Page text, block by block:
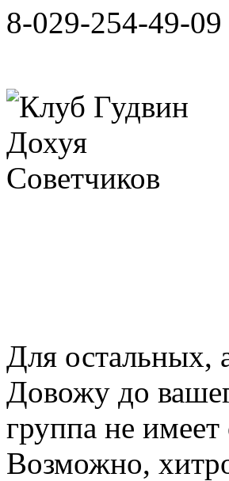
8-029-254-49-09
Для
Довожу до
группа не
Возможно,